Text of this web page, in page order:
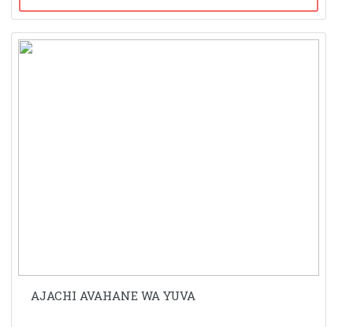
AJACHI AVAHANE WA YUVA